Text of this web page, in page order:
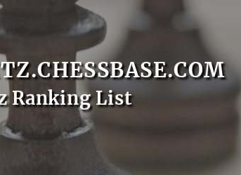
Ranking List